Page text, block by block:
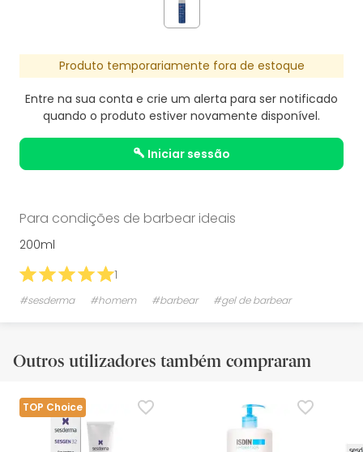
Produto temporariamente fora de estoque
Entre na sua conta e crie um alerta para ser notificado
quando o produto estiver novamente disponível.
iniciar sessão
Para condições de barbear ideais
200ml
1
#sesderma #homem #barbear #gel de barbear
Outros utilizadores também compraram
TOP Choice